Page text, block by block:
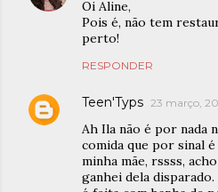
Oi Aline,
Pois é, não tem
perto!
RESPONDER
Teen'Typs 23 março,
Ah Ila não é por nada
comida que por sinal
minha mãe, rssss,
ganhei dela disparado.